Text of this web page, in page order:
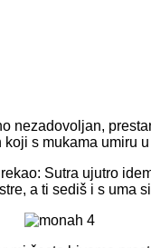
nezadovoljan,
s mukama umiru
Sutra ujutro
a ti sediš i s